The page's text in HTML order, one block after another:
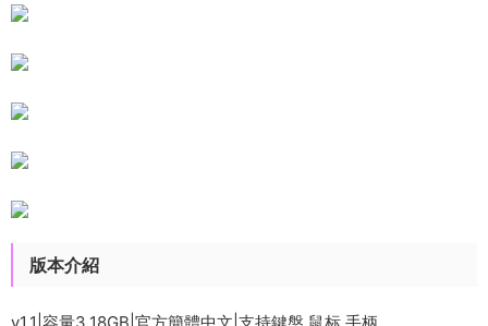
版本介紹